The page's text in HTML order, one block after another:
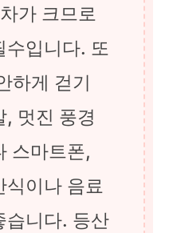
가 크므로
수입니다. 또
하게 걷기
, 멋진 풍경
스마트폰,
이나 음료
습니다. 등산